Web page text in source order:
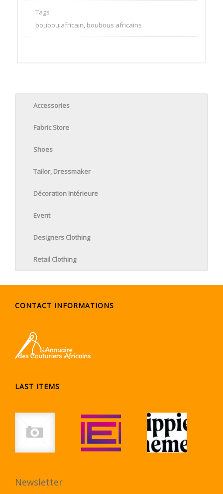
Tags
boubou africain, boubous africains
Accessories
Fabric Store
Shoes
Tailor, Dressmaker
Décoration Intérieure
Event
Designers Clothing
Retail Clothing
CONTACT INFORMATIONS
LAST ITEMS
Newsletter